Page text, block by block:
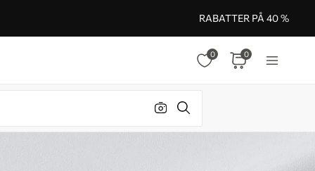
RABATTER PÅ 40 %
0 0